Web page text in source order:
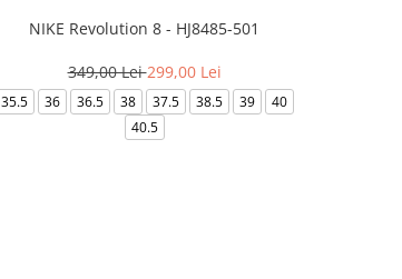
NIKE Revolution 8 - HJ8485-501
349,00 Lei299,00 Lei
35.5 36 36.5 38 37.5 38.5 39
40
40.5